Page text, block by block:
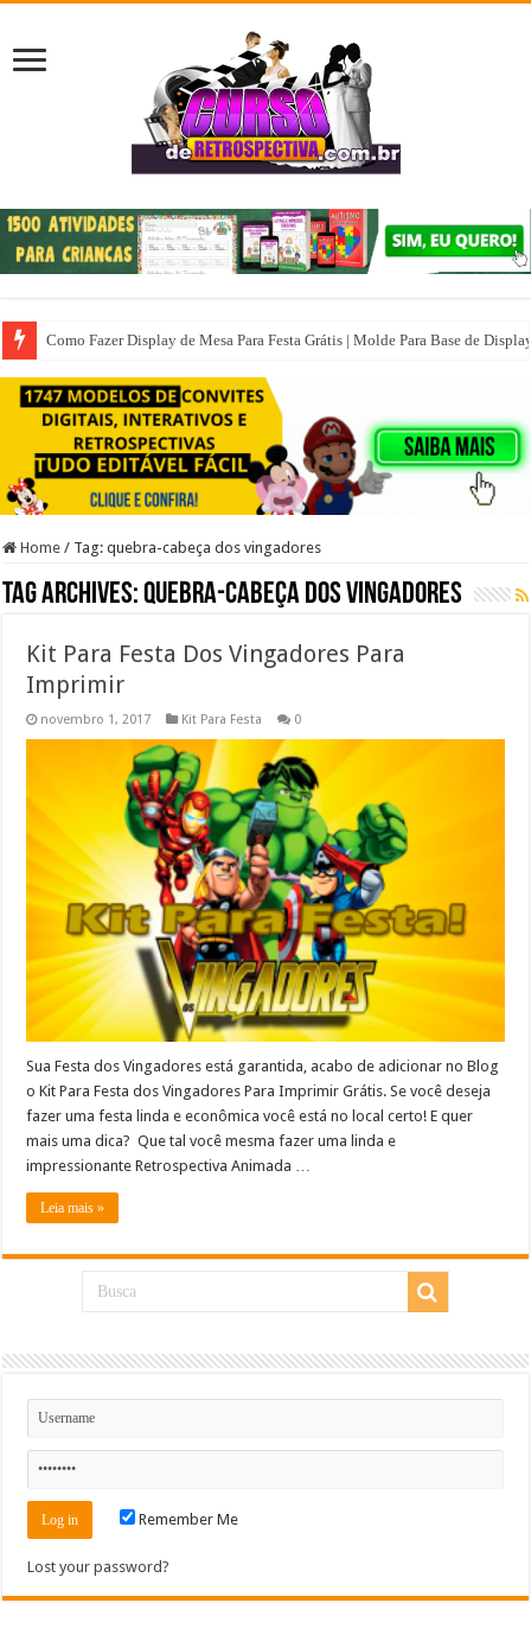
Como Fazer Display de Mesa Para Festa Grátis | Molde Para Base de
Home / Tag:quebra-cabeça dos vingadores
Tag Archives:quebra-cabeça dos vingadores
Kit Para Festa Dos Vingadores Para
Imprimir
novembro 1, 2017 Kit Para Festa 0
Sua Festa dos Vingadores está garantida, acabo de adicionar no Blog
o Kit Para Festa dos Vingadores Para Imprimir Grátis. Se você deseja
fazer uma festa linda e econômica você está no local certo! E quer
mais uma dica? Que tal você mesma fazer uma linda e
impressionante Retrospectiva Animada …
Leia mais »
Remember Me
Lost your password?